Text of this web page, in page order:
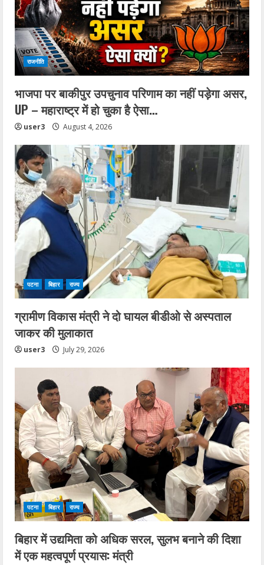
राजनीति
भाजपा पर बाकीपुर उपचुनाव परिणाम का नहीं पड़ेगा असर,
UP – महाराष्ट्र में हो चुका है ऐसा…
user3 August 4, 2026
पटना बिहार राज्य
ग्रामीण विकास मंत्री ने दो घायल बीडीओ से अस्पताल
जाकर की मुलाकात
user3 July 29, 2026
पटना बिहार राज्य
बिहार में उद्यमिता को अधिक सरल, सुलभ बनाने की दिशा
में एक महत्वपूर्ण प्रयास: मंत्री